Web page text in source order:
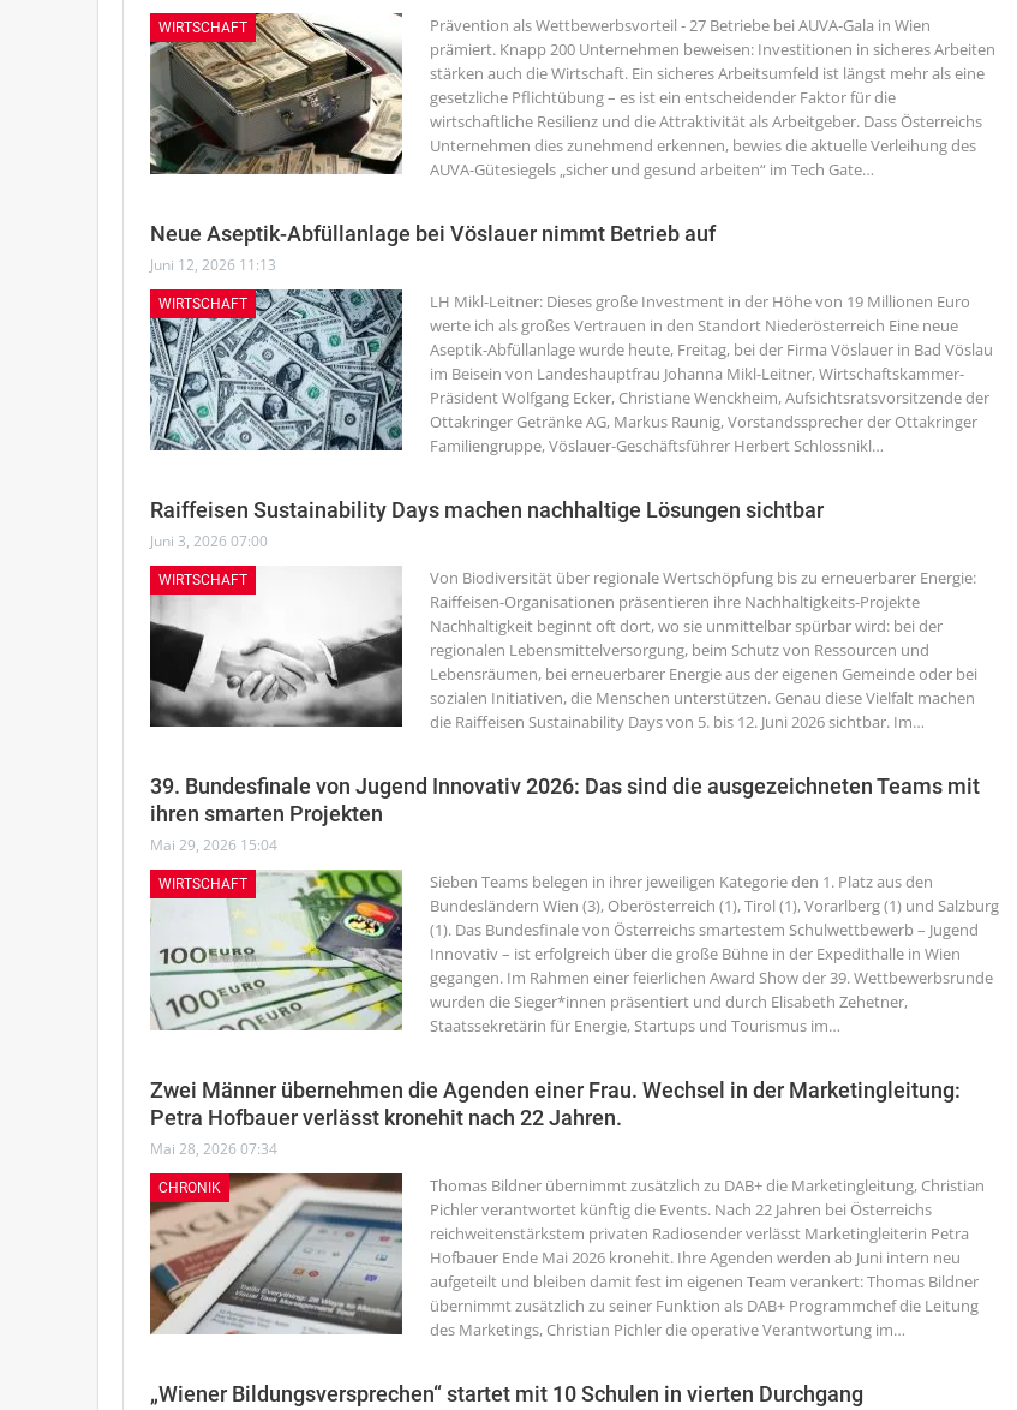
WIRTSCHAFT
Prävention als Wettbewerbsvorteil - 27 Betriebe bei AUVA-Gala in Wien
prämiert. Knapp 200 Unternehmen beweisen: Investitionen in sicheres Arbeiten
stärken auch die Wirtschaft. Ein sicheres Arbeitsumfeld ist längst mehr als eine
gesetzliche Pflichtübung – es ist ein entscheidender Faktor für die
wirtschaftliche Resilienz und die Attraktivität als Arbeitgeber. Dass Österreichs
Unternehmen dies zunehmend erkennen, bewies die aktuelle Verleihung des
AUVA-Gütesiegels „sicher und gesund arbeiten“ im Tech Gate…
Neue Aseptik-Abfüllanlage bei Vöslauer nimmt Betrieb auf
Juni 12, 2026 11:13
WIRTSCHAFT
LH Mikl-Leitner: Dieses große Investment in der Höhe von 19 Millionen Euro
werte ich als großes Vertrauen in den Standort Niederösterreich Eine neue
Aseptik-Abfüllanlage wurde heute, Freitag, bei der Firma Vöslauer in Bad Vöslau
im Beisein von Landeshauptfrau Johanna Mikl-Leitner, Wirtschaftskammer-
Präsident Wolfgang Ecker, Christiane Wenckheim, Aufsichtsratsvorsitzende der
Ottakringer Getränke AG, Markus Raunig, Vorstandssprecher der Ottakringer
Familiengruppe, Vöslauer-Geschäftsführer Herbert Schlossnikl…
Raiffeisen Sustainability Days machen nachhaltige Lösungen sichtbar
Juni 3, 2026 07:00
WIRTSCHAFT
Von Biodiversität über regionale Wertschöpfung bis zu erneuerbarer Energie:
Raiffeisen-Organisationen präsentieren ihre Nachhaltigkeits-Projekte
Nachhaltigkeit beginnt oft dort, wo sie unmittelbar spürbar wird: bei der
regionalen Lebensmittelversorgung, beim Schutz von Ressourcen und
Lebensräumen, bei erneuerbarer Energie aus der eigenen Gemeinde oder bei
sozialen Initiativen, die Menschen unterstützen. Genau diese Vielfalt machen
die Raiffeisen Sustainability Days von 5. bis 12. Juni 2026 sichtbar. Im…
39. Bundesfinale von Jugend Innovativ 2026: Das sind die ausgezeichneten Teams mit
ihren smarten Projekten
Mai 29, 2026 15:04
WIRTSCHAFT
Sieben Teams belegen in ihrer jeweiligen Kategorie den 1. Platz aus den
Bundesländern Wien (3), Oberösterreich (1), Tirol (1), Vorarlberg (1) und Salzburg
(1). Das Bundesfinale von Österreichs smartestem Schulwettbewerb – Jugend
Innovativ – ist erfolgreich über die große Bühne in der Expedithalle in Wien
gegangen. Im Rahmen einer feierlichen Award Show der 39. Wettbewerbsrunde
wurden die Sieger*innen präsentiert und durch Elisabeth Zehetner,
Staatssekretärin für Energie, Startups und Tourismus im…
Zwei Männer übernehmen die Agenden einer Frau. Wechsel in der Marketingleitung:
Petra Hofbauer verlässt kronehit nach 22 Jahren.
Mai 28, 2026 07:34
CHRONIK
Thomas Bildner übernimmt zusätzlich zu DAB+ die Marketingleitung, Christian
Pichler verantwortet künftig die Events. Nach 22 Jahren bei Österreichs
reichweitenstärkstem privaten Radiosender verlässt Marketingleiterin Petra
Hofbauer Ende Mai 2026 kronehit. Ihre Agenden werden ab Juni intern neu
aufgeteilt und bleiben damit fest im eigenen Team verankert: Thomas Bildner
übernimmt zusätzlich zu seiner Funktion als DAB+ Programmchef die Leitung
des Marketings, Christian Pichler die operative Verantwortung im…
„Wiener Bildungsversprechen“ startet mit 10 Schulen in vierten Durchgang